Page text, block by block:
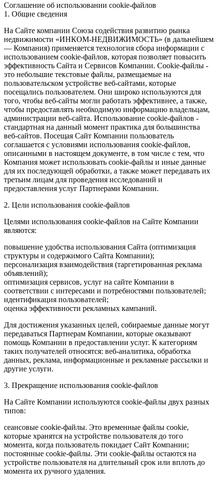
Соглашение об использовании cookie-файлов
1. Общие сведения
На Сайте компании Союза содействия развитию рынка
недвижимости «ИНКОМ-НЕДВИЖИМОСТЬ» (в дальнейшем
— Компания) применяется технология сбора информации с
использованием cookie-файлов, которая позволяет повысить
эффективность Сайта и Сервисов Компании. Сookie-файлы -
это небольшие текстовые файлы, размещаемые на
пользовательском устройстве веб-сайтами, которые
посещались пользователем. Они широко используются для
того, чтобы веб-сайты могли работать эффективнее, а также,
чтобы предоставлять необходимую информацию владельцам,
администрации веб-сайта. Использование cookie-файлов -
стандартная на данный момент практика для большинства
веб-сайтов. Посещая Сайт Компании пользователь
соглашается с условиями использования cookie-файлов,
описанными в настоящем документе, в том числе с тем, что
Компания может использовать cookie-файлы и иные данные
для их последующей обработки, а также может передавать их
третьим лицам для проведения исследований и
предоставления услуг Партнерами Компании.
2. Цели использования cookie-файлов
Целями использования cookie-файлов на Сайте Компании
являются:
повышение удобства использования Сайта (оптимизация
структуры и содержимого Сайта Компании);
персонализация взаимодействия (таргетированная реклама
объявлений);
оптимизация сервисов, услуг на сайте Компании в
соответствии с интересами и потребностями пользователей;
идентификация пользователей;
оценка эффективности рекламных кампаний.
Для достижения указанных целей, собираемые данные могут
передаваться Партнерам Компании, которые оказывают
помощь Компании в предоставлении услуг. К категориям
таких получателей относятся: веб-аналитика, обработка
данных, реклама, информационные и рекламные рассылки и
другие услуги.
3. Прекращение использования cookie-файлов
На Сайте Компании используются cookie-файлы двух разных
типов:
сеансовые cookie-файлы. Это временные файлы cookie,
которые хранятся на устройстве пользователя до того
момента, когда пользователь покидает Сайт Компании;
постоянные cookie-файлы. Эти cookie-файлы остаются на
устройстве пользователя на длительный срок или вплоть до
момента их ручного удаления.